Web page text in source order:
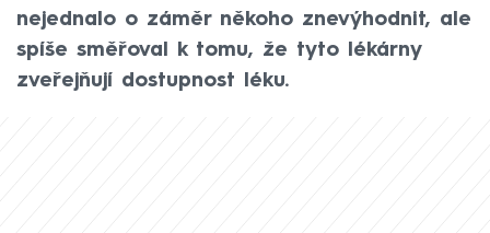
nejednalo o záměr někoho znevýhodnit, ale
spíše směřoval k tomu, že tyto lékárny
zveřejňují dostupnost léku.